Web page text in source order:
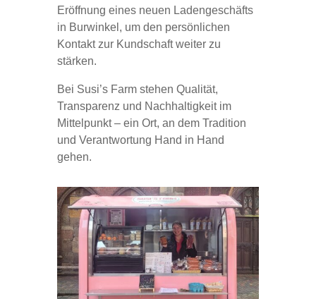
Eröffnung eines neuen Ladengeschäfts
in Burwinkel, um den persönlichen
Kontakt zur Kundschaft weiter zu
stärken.
Bei Susi’s Farm stehen Qualität,
Transparenz und Nachhaltigkeit im
Mittelpunkt – ein Ort, an dem Tradition
und Verantwortung Hand in Hand
gehen.